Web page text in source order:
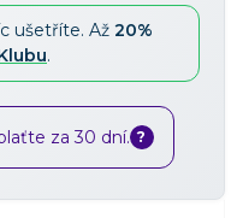
ušetříte. Až 20%
.
za 30 dní. ?